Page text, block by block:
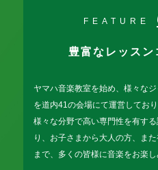
FEATURE
豊富なレッスン
ヤマハ音楽教室を始め、様々な
を道内41の会場にて運営しており
様々な分野で高い専門性を有す
り、お子さまから大人の方、ま
まで、多くの皆様に音楽をお楽し